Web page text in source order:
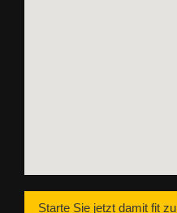
Starte Sie jetzt damit fit